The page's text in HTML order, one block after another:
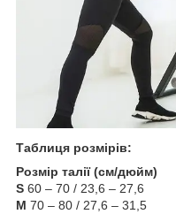
Таблиця розмірів:
Розмір талії (см/дюйм)
S 60 – 70 / 23,6 – 27,6
М 70 – 80 / 27,6 – 31,5